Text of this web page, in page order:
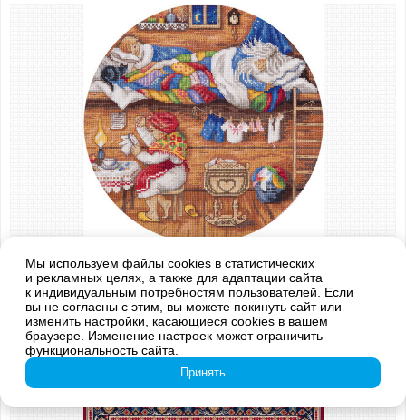
"Домовой - в семье покой!"
1 199 руб. в корзину
Мы используем файлы cookies в статистических
и рекламных целях, а также для адаптации сайта
к индивидуальным потребностям пользователей. Если
вы не согласны с этим, вы можете покинуть сайт или
изменить настройки, касающиеся cookies в вашем
браузере. Изменение настроек может ограничить
функциональность сайта.
Принять